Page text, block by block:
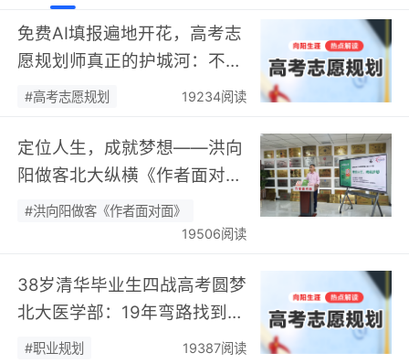
免费AI填报遍地开花，高考志
愿规划师真正的护城河：不靠
数据，靠“人”…
#高考志愿规划 19234阅读
定位人生，成就梦想——洪向
阳做客北大纵横《作者面对
面》开展职业规划专题分享…
#洪向阳做客《作者面对面》
19506阅读
38岁清华毕业生四战高考圆梦
北大医学部：19年弯路找到终
身热爱，可幸又可惜！…
#职业规划 19387阅读